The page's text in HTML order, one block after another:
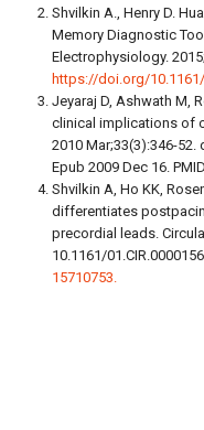
Shvilkin A., Henry D.
Memory Diagnostic
Electrophysiology.
https://doi.org/10.1161/
Jeyaraj D, Ashwath M,
clinical implications of
2010 Mar;33(3):346-52.
Epub 2009 Dec 16.
Shvilkin A, Ho KK,
differentiates
precordial leads.
10.1161/
15710753.